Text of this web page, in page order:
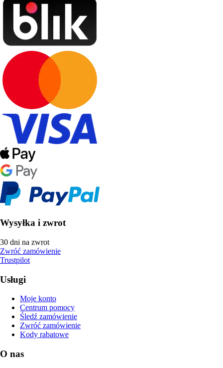
Wysyłka i zwrot
30 dni na zwrot
Zwróć zamówienie
Trustpilot
Usługi
Moje konto
Centrum pomocy
Śledź zamówienie
Zwróć zamówienie
Kody rabatowe
O nas